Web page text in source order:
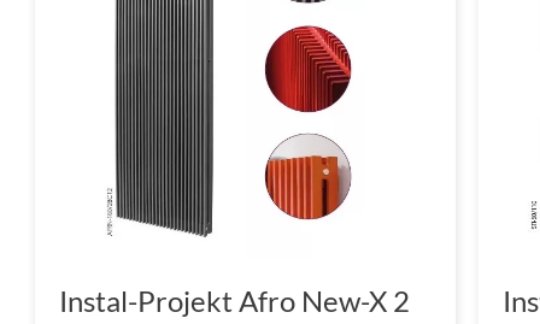
Instal-Projekt Afro New-X 2